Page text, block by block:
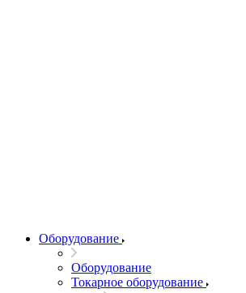
Оборудование
Оборудование
Токарное оборудование